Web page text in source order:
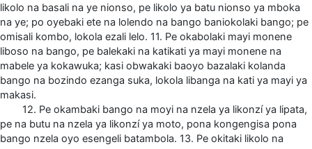
likolo na basali na ye nionso, pe likolo ya batu nionso ya mboka
na ye; po oyebaki ete na lolendo na bango baniokolaki bango; pe
omisali kombo, lokola ezali lelo. 11. Pe okabolaki mayi monene
liboso na bango, pe balekaki na katikati ya mayi monene na
mabele ya kokawuka; kasi obwakaki baoyo bazalaki kolanda
bango na bozindo ezanga suka, lokola libanga na kati ya mayi ya
makasi.
12. Pe okambaki bango na moyi na nzela ya likonzí ya lipata,
pe na butu na nzela ya likonzí ya moto, pona kongengisa pona
bango nzela oyo esengeli batambola. 13. Pe okitaki likolo na